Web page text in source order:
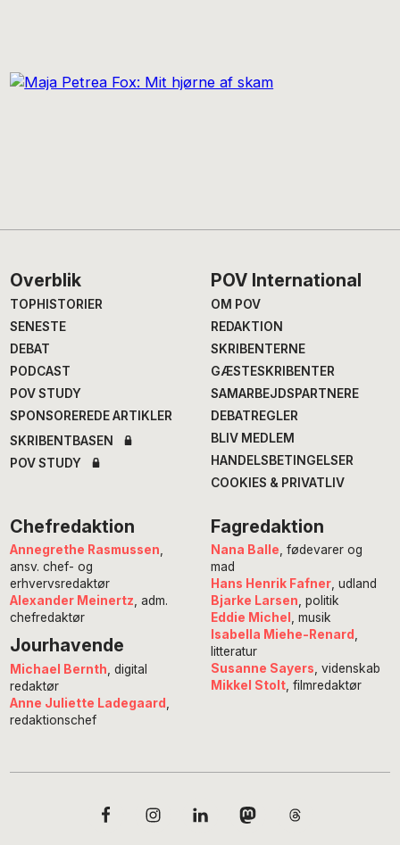
Footer
Overblik
TOPHISTORIER
SENESTE
DEBAT
PODCAST
POV STUDY
SPONSOREREDE ARTIKLER
SKRIBENTBASEN
POV STUDY
POV International
OM POV
REDAKTION
SKRIBENTERNE
GÆSTESKRIBENTER
SAMARBEJDSPARTNERE
DEBATREGLER
BLIV MEDLEM
HANDELSBETINGELSER
COOKIES & PRIVATLIV
Chefredaktion
Annegrethe Rasmussen,
ansv. chef- og
erhvervsredaktør
Alexander Meinertz, adm.
chefredaktør
Jourhavende
Michael Bernth , digital
redaktør
Anne Juliette Ladegaard
redaktionschef
Fagredaktion
Nana Balle, fødevarer og
mad
Hans Henrik Fafner, udland
Bjarke Larsen, politik
Eddie Michel , musik
Isabella Miehe-Renard ,
litteratur
Susanne Sayers, videnskab
Mikkel Stolt, filmredaktør